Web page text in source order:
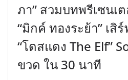
ภา” สวมบทพรีเซนเ
“มิกค์ ทองระย้า” เสิ
“โดสแดง The Elf”
ขวด ใน 30 นาที